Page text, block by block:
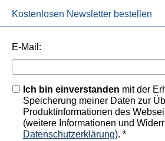
Kostenlosen Newsletter bestellen
E-Mail:
Ich bin einverstanden mit der
Speicherung meiner Daten zur
Produktinformationen des
(weitere Informationen und
Datenschutzerklärung). *